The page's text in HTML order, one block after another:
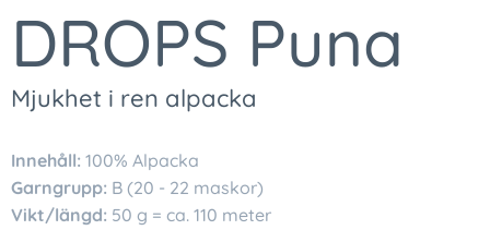
DROPS Puna
Mjukhet i ren alpacka
Innehåll: 100% Alpacka
Garngrupp: B (20 - 22 maskor)
Vikt/längd: 50 g = ca. 110 meter